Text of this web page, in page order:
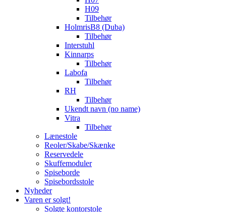
H09
Tilbehør
HolmrisB8 (Duba)
Tilbehør
Interstuhl
Kinnarps
Tilbehør
Labofa
Tilbehør
RH
Tilbehør
Ukendt navn (no name)
Vitra
Tilbehør
Lænestole
Reoler/Skabe/Skænke
Reservedele
Skuffemoduler
Spiseborde
Spisebordsstole
Nyheder
Varen er solgt!
Solgte kontorstole